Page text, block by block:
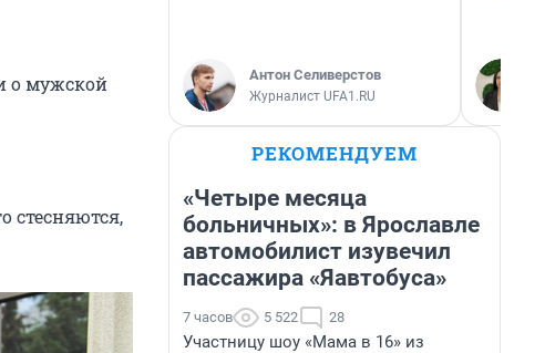
о мужской
стесняются,
Антон Селиверстов
Журналист UFA1.RU
РЕКОМЕНДУЕМ
«Четыре месяца
больничных»: в Ярославле
автомобилист изувечил
пассажира «Яавтобуса»
7 часов 5 522 28
Участницу шоу «Мама в 16» из